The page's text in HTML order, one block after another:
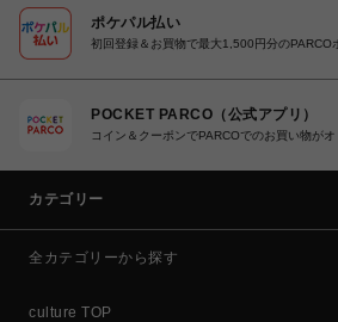
ポケパル払い
初回登録＆お買物で最大1,500円分のPARCO
POCKET PARCO（公式アプリ）
コイン＆クーポンでPARCOでのお買い物がオ
カテゴリー
全カテゴリーから探す
culture TOP